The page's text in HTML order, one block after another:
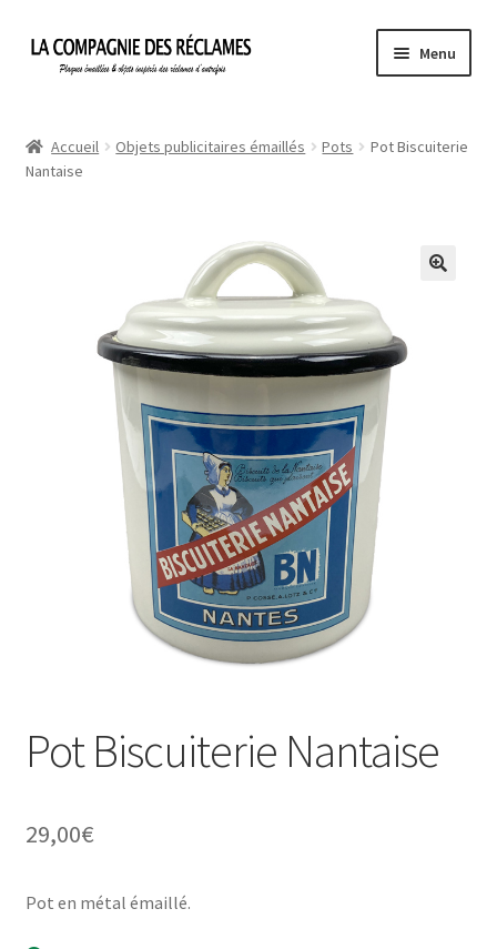
Aller
Aller
Menu
À propos de La Compagnie des Réclames
Mon compte
Politique de confidentialité
Une histoire de plaques émaillées
Accueil Objets publicitaires émaillés Pots
Pot Biscuiterie
Nantaise
Pot Biscuiterie Nantaise
29,00€
Pot en métal émaillé.